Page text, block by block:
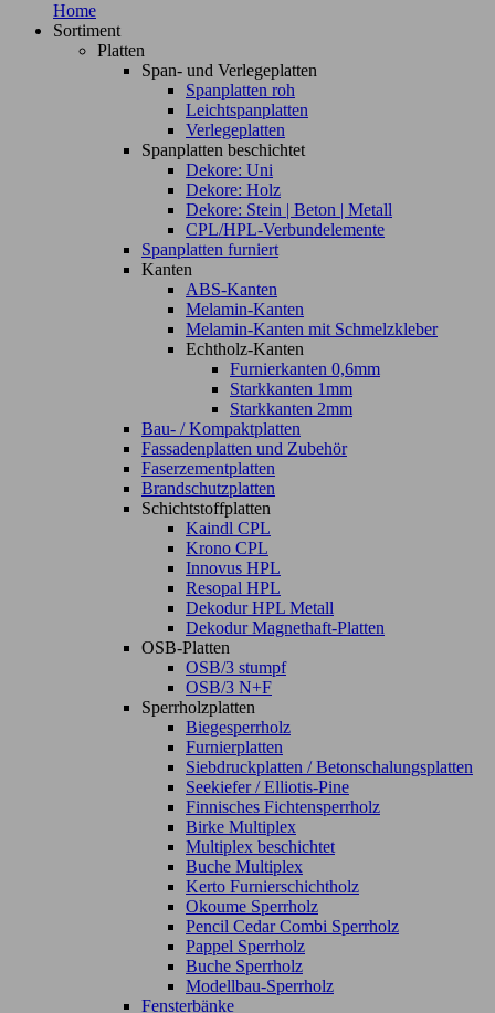
Home
Sortiment
Platten
Span- und Verlegeplatten
Spanplatten roh
Leichtspanplatten
Verlegeplatten
Spanplatten beschichtet
Dekore: Uni
Dekore: Holz
Dekore: Stein | Beton | Metall
CPL/HPL-Verbundelemente
Spanplatten furniert
Kanten
ABS-Kanten
Melamin-Kanten
Melamin-Kanten mit Schmelzkleber
Echtholz-Kanten
Furnierkanten 0,6mm
Starkkanten 1mm
Starkkanten 2mm
Bau- / Kompaktplatten
Fassadenplatten und Zubehör
Faserzementplatten
Brandschutzplatten
Schichtstoffplatten
Kaindl CPL
Krono CPL
Innovus HPL
Resopal HPL
Dekodur HPL Metall
Dekodur Magnethaft-Platten
OSB-Platten
OSB/3 stumpf
OSB/3 N+F
Sperrholzplatten
Biegesperrholz
Furnierplatten
Siebdruckplatten / Betonschalungsplatten
Seekiefer / Elliotis-Pine
Finnisches Fichtensperrholz
Birke Multiplex
Multiplex beschichtet
Buche Multiplex
Kerto Furnierschichtholz
Okoume Sperrholz
Pencil Cedar Combi Sperrholz
Pappel Sperrholz
Buche Sperrholz
Modellbau-Sperrholz
Fensterbänke